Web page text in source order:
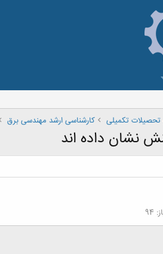
تحصیلات تکمیلی کارشناسی ارشد مهندسی برق
94